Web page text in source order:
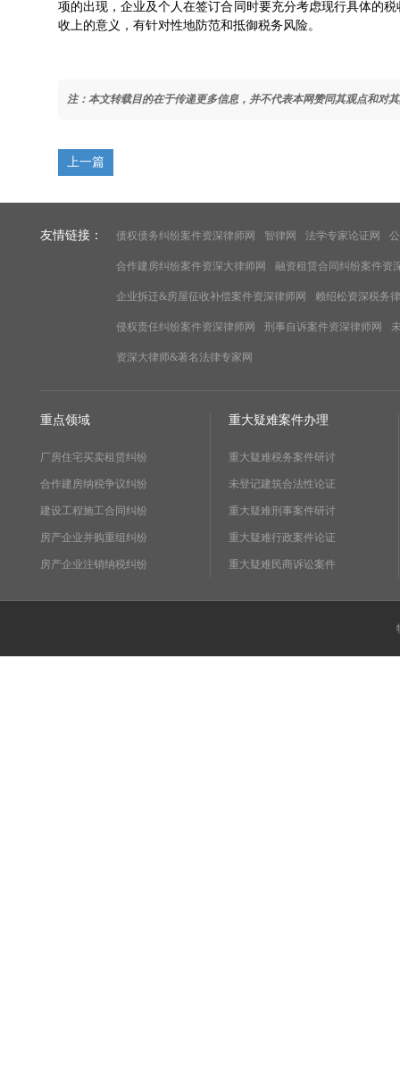
项的出现，企业及个人在签订合同时要充分考虑现行具体的
收上的意义，有针对性地防范和抵御税务风险。
注：本文转载目的在于传递更多信息，并不代表本网赞同其观点和对
上一篇
友情链接： 债权债务纠纷案件资深律师网 智律网 法学专家论证网
合作建房纠纷案件资深大律师网 融资租赁合同纠纷案件资
企业拆迁&房屋征收补偿案件资深律师网 赖绍松资深税务
侵权责任纠纷案件资深律师网 刑事自诉案件资深律师网
资深大律师&著名法律专家网
重点领域
厂房住宅买卖租赁纠纷
合作建房纳税争议纠纷
建设工程施工合同纠纷
房产企业并购重组纠纷
房产企业注销纳税纠纷
重大疑难案件办理
重大疑难税务案件研讨
未登记建筑合法性论证
重大疑难刑事案件研讨
重大疑难行政案件论证
重大疑难民商诉讼案件